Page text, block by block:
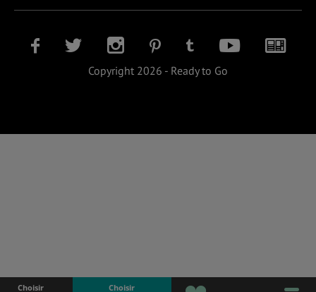
Choisir Choisir
Copyright 2026 - Ready to Go